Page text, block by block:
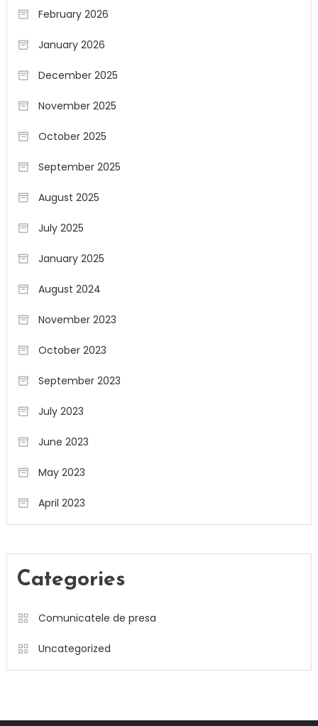
February 2026
January 2026
December 2025
November 2025
October 2025
September 2025
August 2025
July 2025
January 2025
August 2024
November 2023
October 2023
September 2023
July 2023
June 2023
May 2023
April 2023
Categories
Comunicatele de presa
Uncategorized